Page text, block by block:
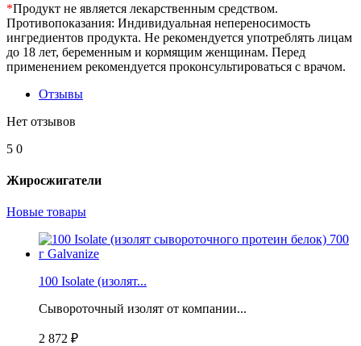
*Продукт не является лекарственным средством.
Противопоказания: Индивидуальная непереносимость
ингредиентов продукта. Не рекомендуется употреблять лицам
до 18 лет, беременным и кормящим женщинам. Перед
применением рекомендуется проконсультироваться с врачом.
Отзывы
Нет отзывов
5 0
Жиросжигатели
Новые товары
100 Isolate (изолят...
Сывороточный изолят от компании...
2 872 ₽